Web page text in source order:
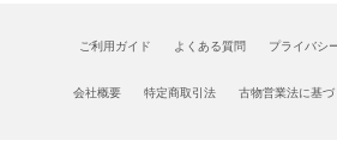
ご利用ガイド よくある質問 プライバシ
会社概要 特定商取引法 古物営業法に基づ